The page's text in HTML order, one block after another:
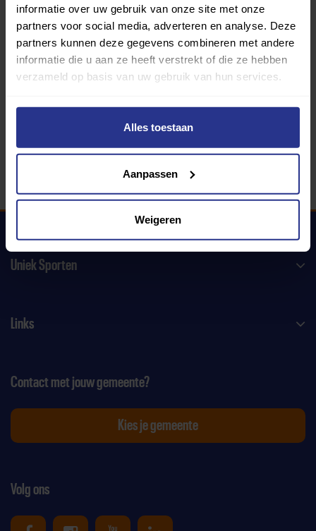
informatie over uw gebruik van onze site met onze
partners voor social media, adverteren en analyse. Deze
partners kunnen deze gegevens combineren met andere
informatie die u aan ze heeft verstrekt of die ze hebben
verzameld op basis van uw gebruik van hun services.
Alles toestaan
Aanpassen
Weigeren
Programma van:
340 gemeenten
Uniek Sporten
Links
Volg ons
Contact met jouw gemeente?
Kies je gemeente